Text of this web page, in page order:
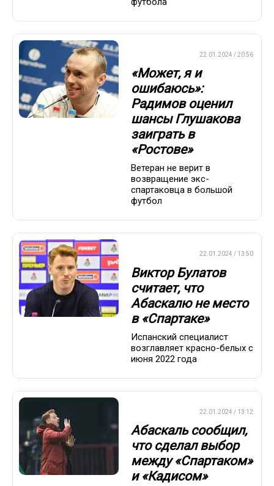
22.01.2024 / 20:56
«Может, я и
ошибаюсь»:
Радимов оценил
шансы Глушакова
заиграть в
«Ростове»
Ветеран не верит в
возвращение экс-
спартаковца в большой
футбол
22.01.2024 / 13:50
Виктор Булатов
считает, что
Абаскалю не место
в «Спартаке»
Испанский специалист
возглавляет красно-белых с
июня 2022 года
22.01.2024 / 13:12
Абаскаль сообщил,
что сделал выбор
между «Спартаком»
и «Кадисом»